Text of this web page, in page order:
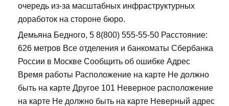
очередь из-за масштабных инфраструктурных
доработок на стороне бюро.
Демьяна Бедного, 5 8(800) 555-55-50 Расстояние:
626 метров Все отделения и банкоматы Сбербанка
России в Москве Сообщить об ошибке Адрес
Время работы Расположение на карте Не должно
быть на карте Другое 101 Неверное расположение
на карте Не должно быть на карте Неверный адрес